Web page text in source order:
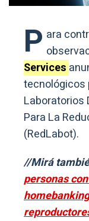
P ara
Services
tecnológicos
Laboratorios
Para La
(RedLabot).
//Mirá
personas